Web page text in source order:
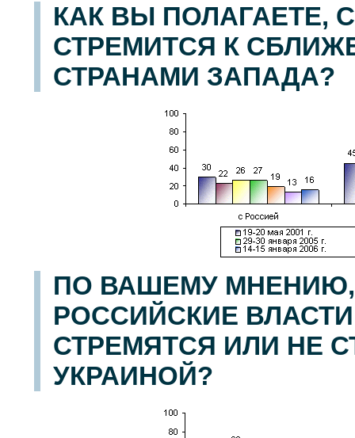
КАК ВЫ ПОЛАГАЕТЕ,
СТРЕМИТСЯ К
СТРАНАМИ ЗАПАДА?
ПО ВАШЕМУ
РОССИЙСКИЕ
СТРЕМЯТСЯ ИЛИ НЕ
УКРАИНОЙ?